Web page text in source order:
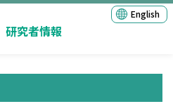
研究者情報
English